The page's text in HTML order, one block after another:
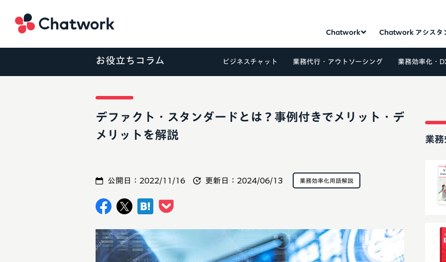
Chatwork Chatwork アシスタ
お役立ちコラム ビジネスチャット 業務代行・アウトソーシング 業務効率化・
デファクト・スタンダードとは？事例付きでメリット・デ
メリットを解説
公開日： 2022/11/16 更新日： 2024/06/13 業務効率化用語解説
業